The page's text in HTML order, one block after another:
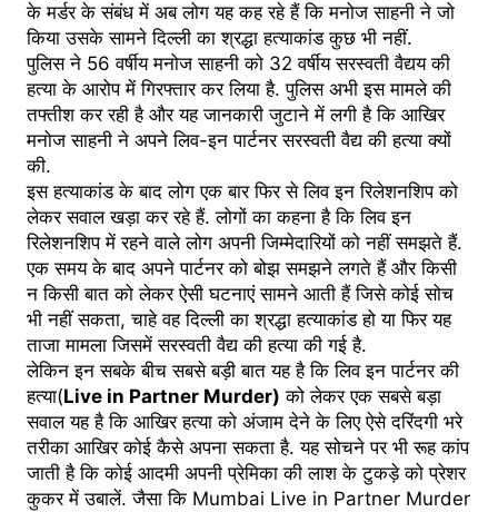
के मर्डर के संबंध में अब लोग यह कह रहे हैं कि मनोज साहनी ने जो
किया उसके सामने दिल्ली का श्रद्धा हत्याकांड कुछ भी नहीं.
पुलिस ने 56 वर्षीय मनोज साहनी को 32 वर्षीय सरस्वती वैद्यय की
हत्या के आरोप में गिरफ्तार कर लिया है. पुलिस अभी इस मामले की
तफ्तीश कर रही है और यह जानकारी जुटाने में लगी है कि आखिर
मनोज साहनी ने अपने लिव-इन पार्टनर सरस्वती वैद्य की हत्या क्यों
की.
इस हत्याकांड के बाद लोग एक बार फिर से लिव इन रिलेशनशिप को
लेकर सवाल खड़ा कर रहे हैं. लोगों का कहना है कि लिव इन
रिलेशनशिप में रहने वाले लोग अपनी जिम्मेदारियों को नहीं समझते हैं.
एक समय के बाद अपने पार्टनर को बोझ समझने लगते हैं और किसी
न किसी बात को लेकर ऐसी घटनाएं सामने आती हैं जिसे कोई सोच
भी नहीं सकता, चाहे वह दिल्ली का श्रद्धा हत्याकांड हो या फिर यह
ताजा मामला जिसमें सरस्वती वैद्य की हत्या की गई है.
लेकिन इन सबके बीच सबसे बड़ी बात यह है कि लिव इन पार्टनर की
हत्या(Live in Partner Murder) को लेकर एक सबसे बड़ा
सवाल यह है कि आखिर हत्या को अंजाम देने के लिए ऐसे दरिंदगी भरे
तरीका आखिर कोई कैसे अपना सकता है. यह सोचने पर भी रूह कांप
जाती है कि कोई आदमी अपनी प्रेमिका की लाश के टुकड़े को प्रेशर
कुकर में उबालें. जैसा कि Mumbai Live in Partner Murder